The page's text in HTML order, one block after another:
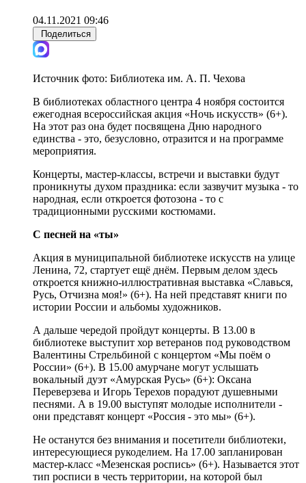
04.11.2021 09:46
Поделиться
Источник фото: Библиотека им. А. П. Чехова
В библиотеках областного центра 4 ноября состоится
ежегодная всероссийская акция «Ночь искусств» (6+).
На этот раз она будет посвящена Дню народного
единства - это, безусловно, отразится и на программе
мероприятия.
Концерты, мастер-классы, встречи и выставки будут
проникнуты духом праздника: если зазвучит музыка - то
народная, если откроется фотозона - то с
традиционными русскими костюмами.
С песней на «ты»
Акция в муниципальной библиотеке искусств на улице
Ленина, 72, стартует ещё днём. Первым делом здесь
откроется книжно-иллюстративная выставка «Славься,
Русь, Отчизна моя!» (6+). На ней представят книги по
истории России и альбомы художников.
А дальше чередой пройдут концерты. В 13.00 в
библиотеке выступит хор ветеранов под руководством
Валентины Стрельбиной с концертом «Мы поём о
России» (6+). В 15.00 амурчане могут услышать
вокальный дуэт «Амурская Русь» (6+): Оксана
Переверзева и Игорь Терехов порадуют душевными
песнями. А в 19.00 выступят молодые исполнители -
они представят концерт «Россия - это мы» (6+).
Не останутся без внимания и посетители библиотеки,
интересующиеся рукоделием. На 17.00 запланирован
мастер-класс «Мезенская роспись» (6+). Называется этот
тип росписи в честь территории, на которой был